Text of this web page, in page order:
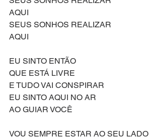
AQUI
SEUS SONHOS REALIZAR
AQUI
EU SINTO ENTÃO
QUE ESTÁ LIVRE
E TUDO VAI CONSPIRAR
EU SINTO AQUI NO AR
AO GUIAR VOCÊ
VOU SEMPRE ESTAR AO SEU LADO